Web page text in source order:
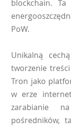
blockchain.
PoW.
Unikalną
tworzenie
Tron jako
w erze
zarabianie
pośredników,